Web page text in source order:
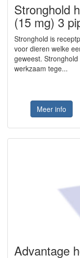
Stronghold
(15 mg) 3
Stronghold is
voor dieren welke
geweest.
werkzaam tege...
Meer info
Advantage